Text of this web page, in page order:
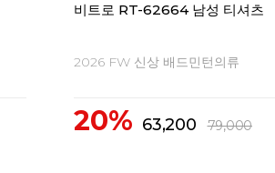
비트로 PZRT-62673 남성 티셔츠
2026 FW 신상 배드민턴의류
20% 63,200 79,000